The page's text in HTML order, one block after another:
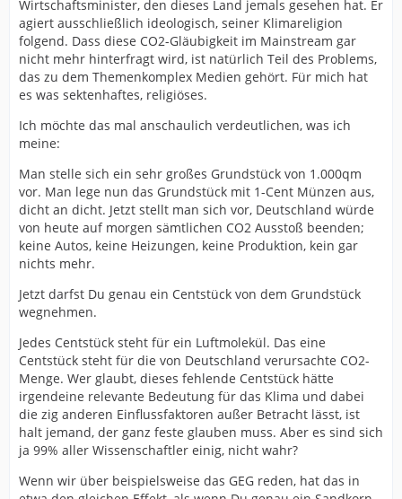
Wirtschaftsminister, den dieses Land jemals gesehen hat. Er
agiert ausschließlich ideologisch, seiner Klimareligion
folgend. Dass diese CO2-Gläubigkeit im Mainstream gar
nicht mehr hinterfragt wird, ist natürlich Teil des Problems,
das zu dem Themenkomplex Medien gehört. Für mich hat
es was sektenhaftes, religiöses.
Ich möchte das mal anschaulich verdeutlichen, was ich
meine:
Man stelle sich ein sehr großes Grundstück von 1.000qm
vor. Man lege nun das Grundstück mit 1-Cent Münzen aus,
dicht an dicht. Jetzt stellt man sich vor, Deutschland würde
von heute auf morgen sämtlichen CO2 Ausstoß beenden;
keine Autos, keine Heizungen, keine Produktion, kein gar
nichts mehr.
Jetzt darfst Du genau ein Centstück von dem Grundstück
wegnehmen.
Jedes Centstück steht für ein Luftmolekül. Das eine
Centstück steht für die von Deutschland verursachte CO2-
Menge. Wer glaubt, dieses fehlende Centstück hätte
irgendeine relevante Bedeutung für das Klima und dabei
die zig anderen Einflussfaktoren außer Betracht lässt, ist
halt jemand, der ganz feste glauben muss. Aber es sind sich
ja 99% aller Wissenschaftler einig, nicht wahr?
Wenn wir über beispielsweise das GEG reden, hat das in